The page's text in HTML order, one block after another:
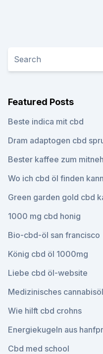
Featured Posts
Beste indica mit cbd
Dram adaptogen cbd
Bester kaffee zum
Wo ich cbd öl finden kann
Green garden gold cbd
1000 mg cbd honig
Bio-cbd-öl san francisco
König cbd öl 1000mg
Liebe cbd öl-website
Medizinisches
Wie hilft cbd crohns
Energiekugeln aus
Cbd med school